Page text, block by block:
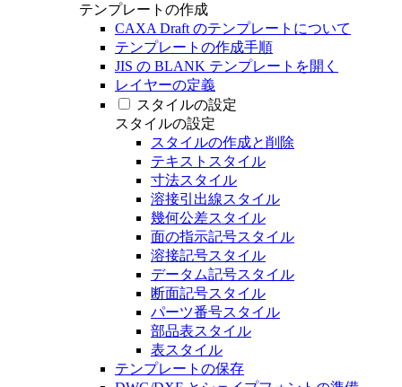
テンプレートの作成
CAXA Draft のテンプレートについて
テンプレートの作成手順
JIS の BLANK テンプレートを開く
レイヤーの定義
スタイルの設定
スタイルの設定
スタイルの作成と削除
テキストスタイル
寸法スタイル
溶接引出線スタイル
幾何公差スタイル
面の指示記号スタイル
溶接記号スタイル
データム記号スタイル
断面記号スタイル
パーツ番号スタイル
部品表スタイル
表スタイル
テンプレートの保存